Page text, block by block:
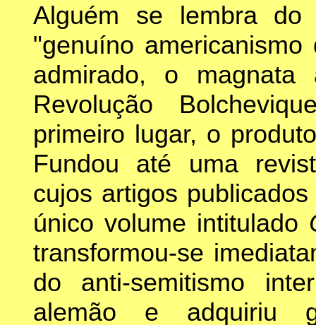
Alguém se lembra
"genuíno
admirado, o magnata
Revolução
primeiro lugar, o
Fundou até uma
cujos artigos
único volume intitulado
transformou-se
do anti-semitismo
alemão e adquiriu